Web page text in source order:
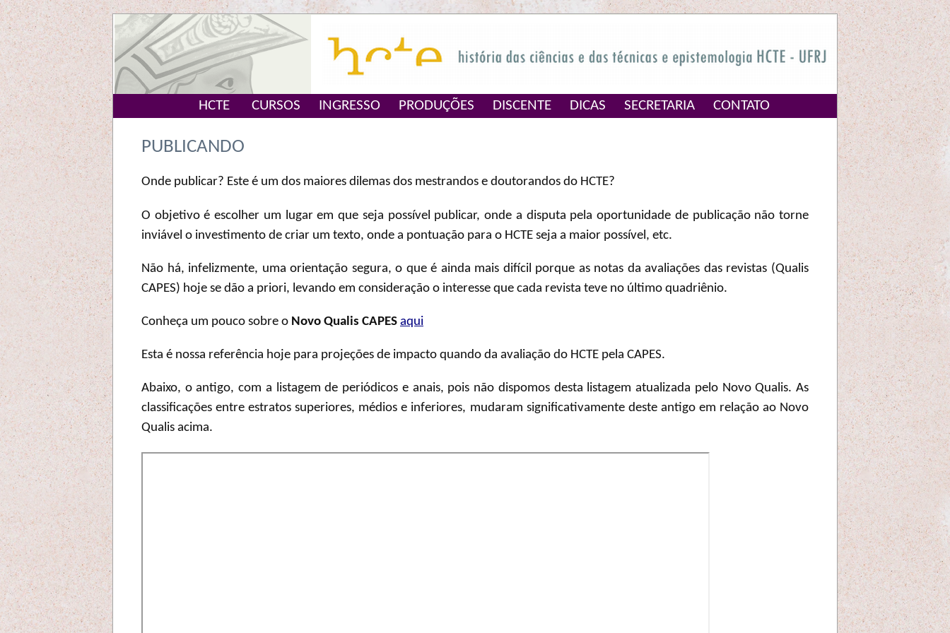
HCTE CURSOS INGRESSO PRODUÇÕES DISCENTE DICAS SECRETARIA CONTATO
PUBLICANDO
Onde publicar? Este é um dos maiores dilemas dos mestrandos e doutorandos do HCTE?
O objetivo é escolher um lugar em que seja possível publicar, onde a disputa pela oportunidade de publicação não torne
inviável o investimento de criar um texto, onde a pontuação para o HCTE seja a maior possível, etc.
Não há, infelizmente, uma orientação segura, o que é ainda mais difícil porque as notas da avaliações das revistas (Qualis
CAPES) hoje se dão a priori, levando em consideração o interesse que cada revista teve no último quadriênio.
Conheça um pouco sobre o Novo Qualis CAPES aqui
Esta é nossa referência hoje para projeções de impacto quando da avaliação do HCTE pela CAPES.
Abaixo, o antigo, com a listagem de periódicos e anais, pois não dispomos desta listagem atualizada pelo Novo Qualis. As
classificações entre estratos superiores, médios e inferiores, mudaram significativamente deste antigo em relação ao Novo
Qualis acima.